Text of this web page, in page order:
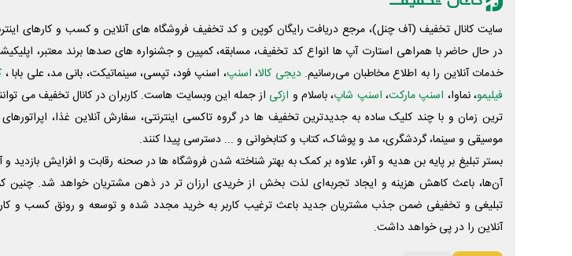
سایت کانال تخفیف (آف چنل)، مرجع دریافت رایگان کوپن و کد تخفیف فروشگاه های آنلاین و کسب و‌ کارهای
در حال حاضر با همراهی استارت آپ ها انواع کد تخفیف، مسابقه، کمپین و جشنواره های صدها برند معتبر،
خدمات آنلاین را به اطلاع مخاطبان می‌رسانیم. دیجی کالا، اسنپ، اسنپ فود، تپسی، سینماتیکت، بانی مد، علی‌ بابا ،
فیلیمو، نماوا، اسنپ مارکت، اسنپ شاپ، باسلام و ازکی از جمله این وبسایت ‌هاست. کاربران در کانال تخفیف می
ترین زمان و با چند کلیک ساده به جدیدترین تخفیف ها در گروه تاکسی اینترنتی، سفارش آنلاین غذا، اپراتورهای
موسیقی و سینما، گردشگری، مد و پوشاک، کتاب و کتابخوانی و ... دسترسی پیدا کنند.
بستر تبلیغ بر پایه بن هدیه و آفر، علاوه بر کمک به بهتر شناخته شدن فروشگاه ها در صحنه رقابت و افزایش بازدید
آن‌ها، باعث کاهش هزینه و ایجاد تجربه‌ای لذت بخش از خریدی ارزان تر در ذهن مشتریان خواهد شد. چنین
تبلیغی و تخفیفی ضمن جذب مشتریان جدید باعث ترغیب کاربر به خرید مجدد شده و توسعه و رونق کسب و
آنلاین را در پی خواهد داشت.